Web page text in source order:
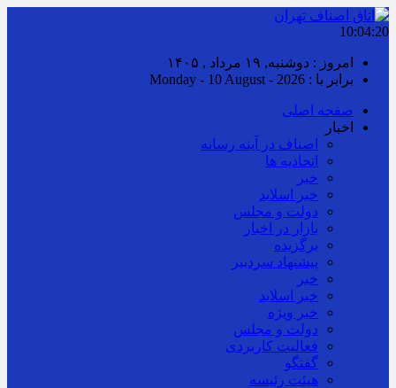
10:04:20
امروز : دوشنبه, ۱۹ مرداد , ۱۴۰۵
برابر با : Monday - 10 August - 2026
صفحه اصلی
اخبار
اصناف در آینه رسانه
اتحادیه ها
خبر
خبر اسلايد
دولت و مجلس
بازار در اخبار
برگزیده
پیشنهاد سردبیر
خبر
خبر اسلايد
خبر ویژه
دولت و مجلس
فعالیت کاربردی
گفتگو
هیئت رئیسه